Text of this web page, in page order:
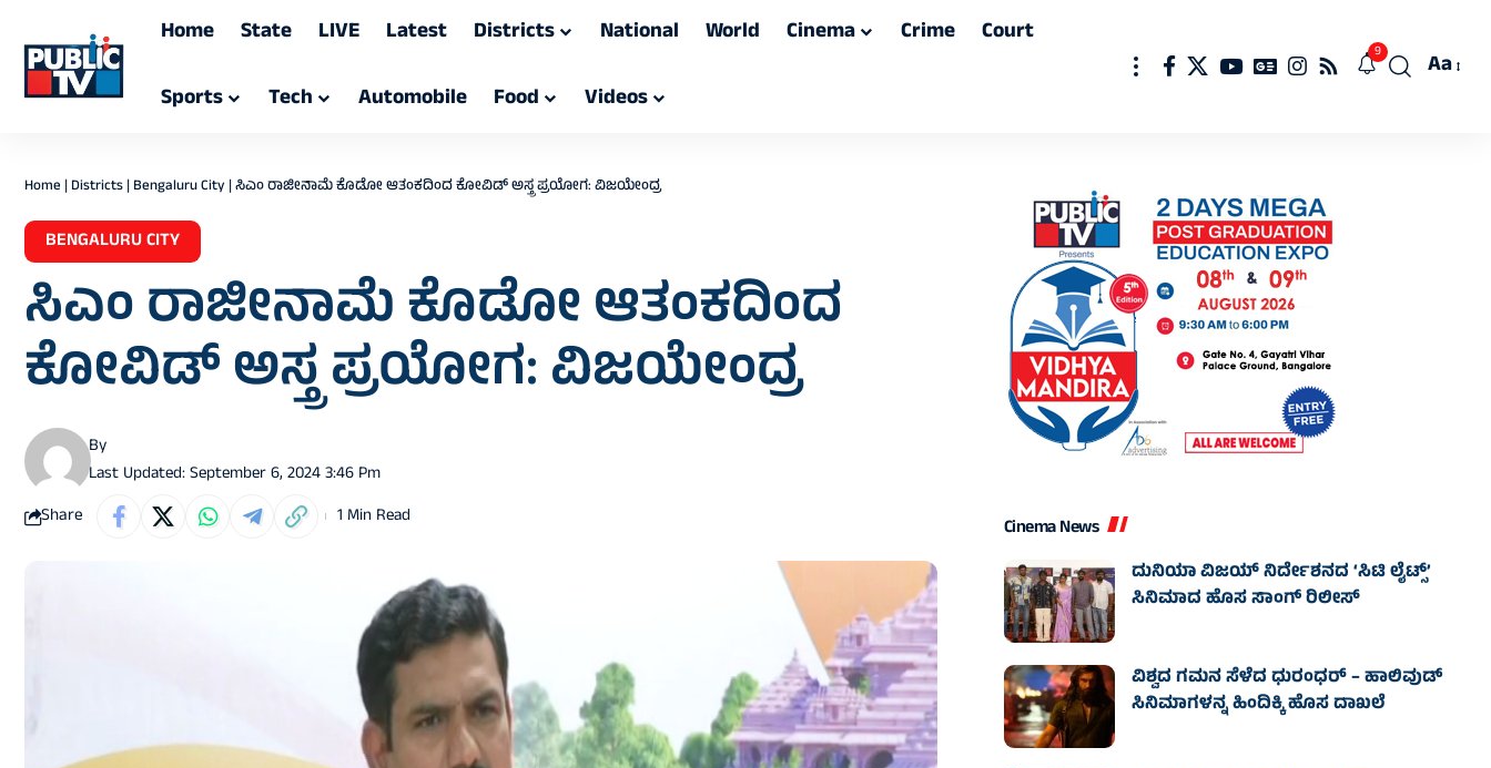
Home State LIVE Latest Districts National World Cinema Crime
Court
Sports
Tech Automobile Food Videos
9
Font
Aa
Home |Districts|Bengaluru City |ಸಿಎಂ ರಾಜೀನಾಮೆ ಕೊಡೋ ಆತಂಕದಿಂದ ಕೋವಿಡ್ ಅಸ್ತ್ರ ಪ್ರಯೋಗ: ವಿಜಯೇಂದ್ರ
BENGALURU CITY
ಸಿಎಂ ರಾಜೀನಾಮೆ ಕೊಡೋ ಆತಂಕದಿಂದ
ಕೋವಿಡ್ ಅಸ್ತ್ರ ಪ್ರಯೋಗ: ವಿಜಯೇಂದ್ರ
Last Updated: September 6, 2024 3:46 Pm
By
Share 1 Min Read
Cinema News
ದುನಿಯಾ ವಿಜಯ್ ನಿರ್ದೇಶನದ ‘ಸಿಟಿ ಲೈಟ್ಸ್’
ಸಿನಿಮಾದ ಹೊಸ ಸಾಂಗ್ ರಿಲೀಸ್
ವಿಶ್ವದ ಗಮನ ಸೆಳೆದ ಧುರಂಧರ್ – ಹಾಲಿವುಡ್‌
ಸಿನಿಮಾಗಳನ್ನ ಹಿಂದಿಕ್ಕಿ ಹೊಸ ದಾಖಲೆ